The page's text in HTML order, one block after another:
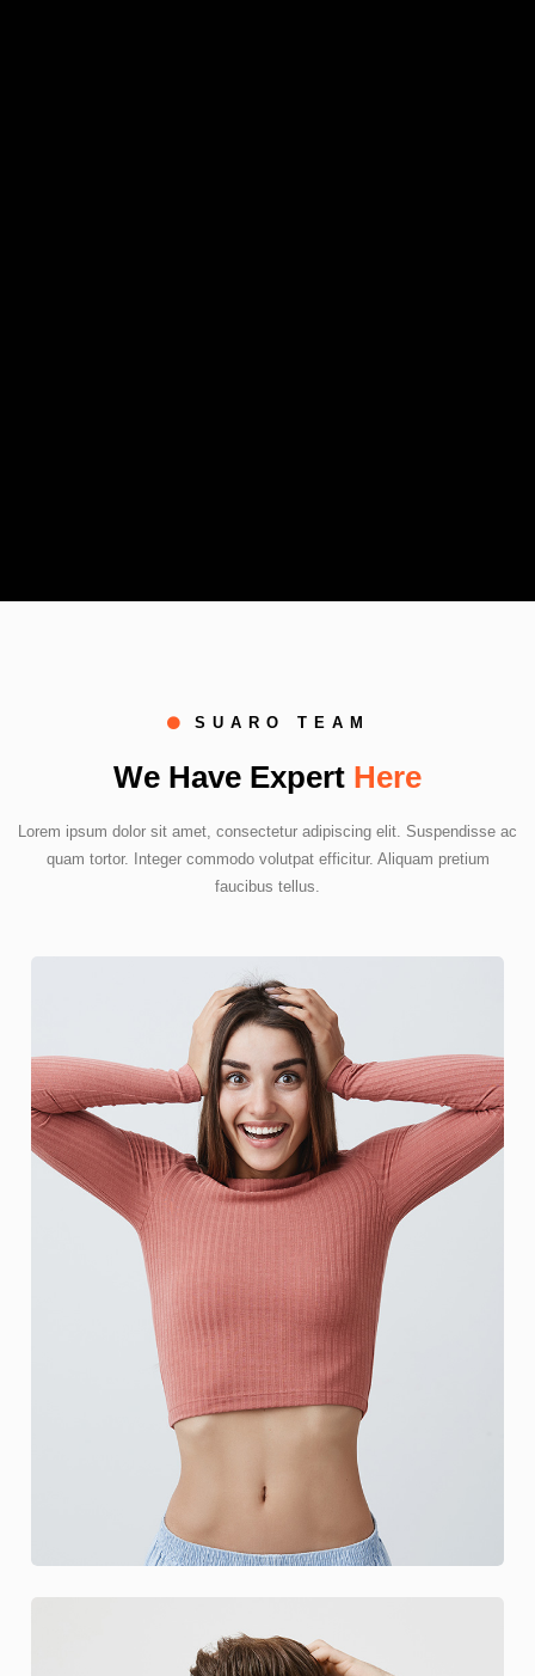
SUARO TEAM
We Have Expert Here
Lorem ipsum dolor sit amet, consectetur adipiscing elit. Suspendisse ac
quam tortor. Integer commodo volutpat efficitur. Aliquam pretium
faucibus tellus.